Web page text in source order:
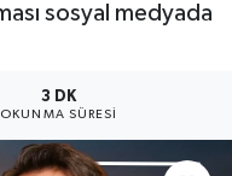
sosyal medyada
3 DK
OKUNMA SÜRESI